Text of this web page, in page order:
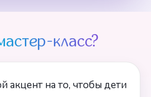
класс?
на то, чтобы дети